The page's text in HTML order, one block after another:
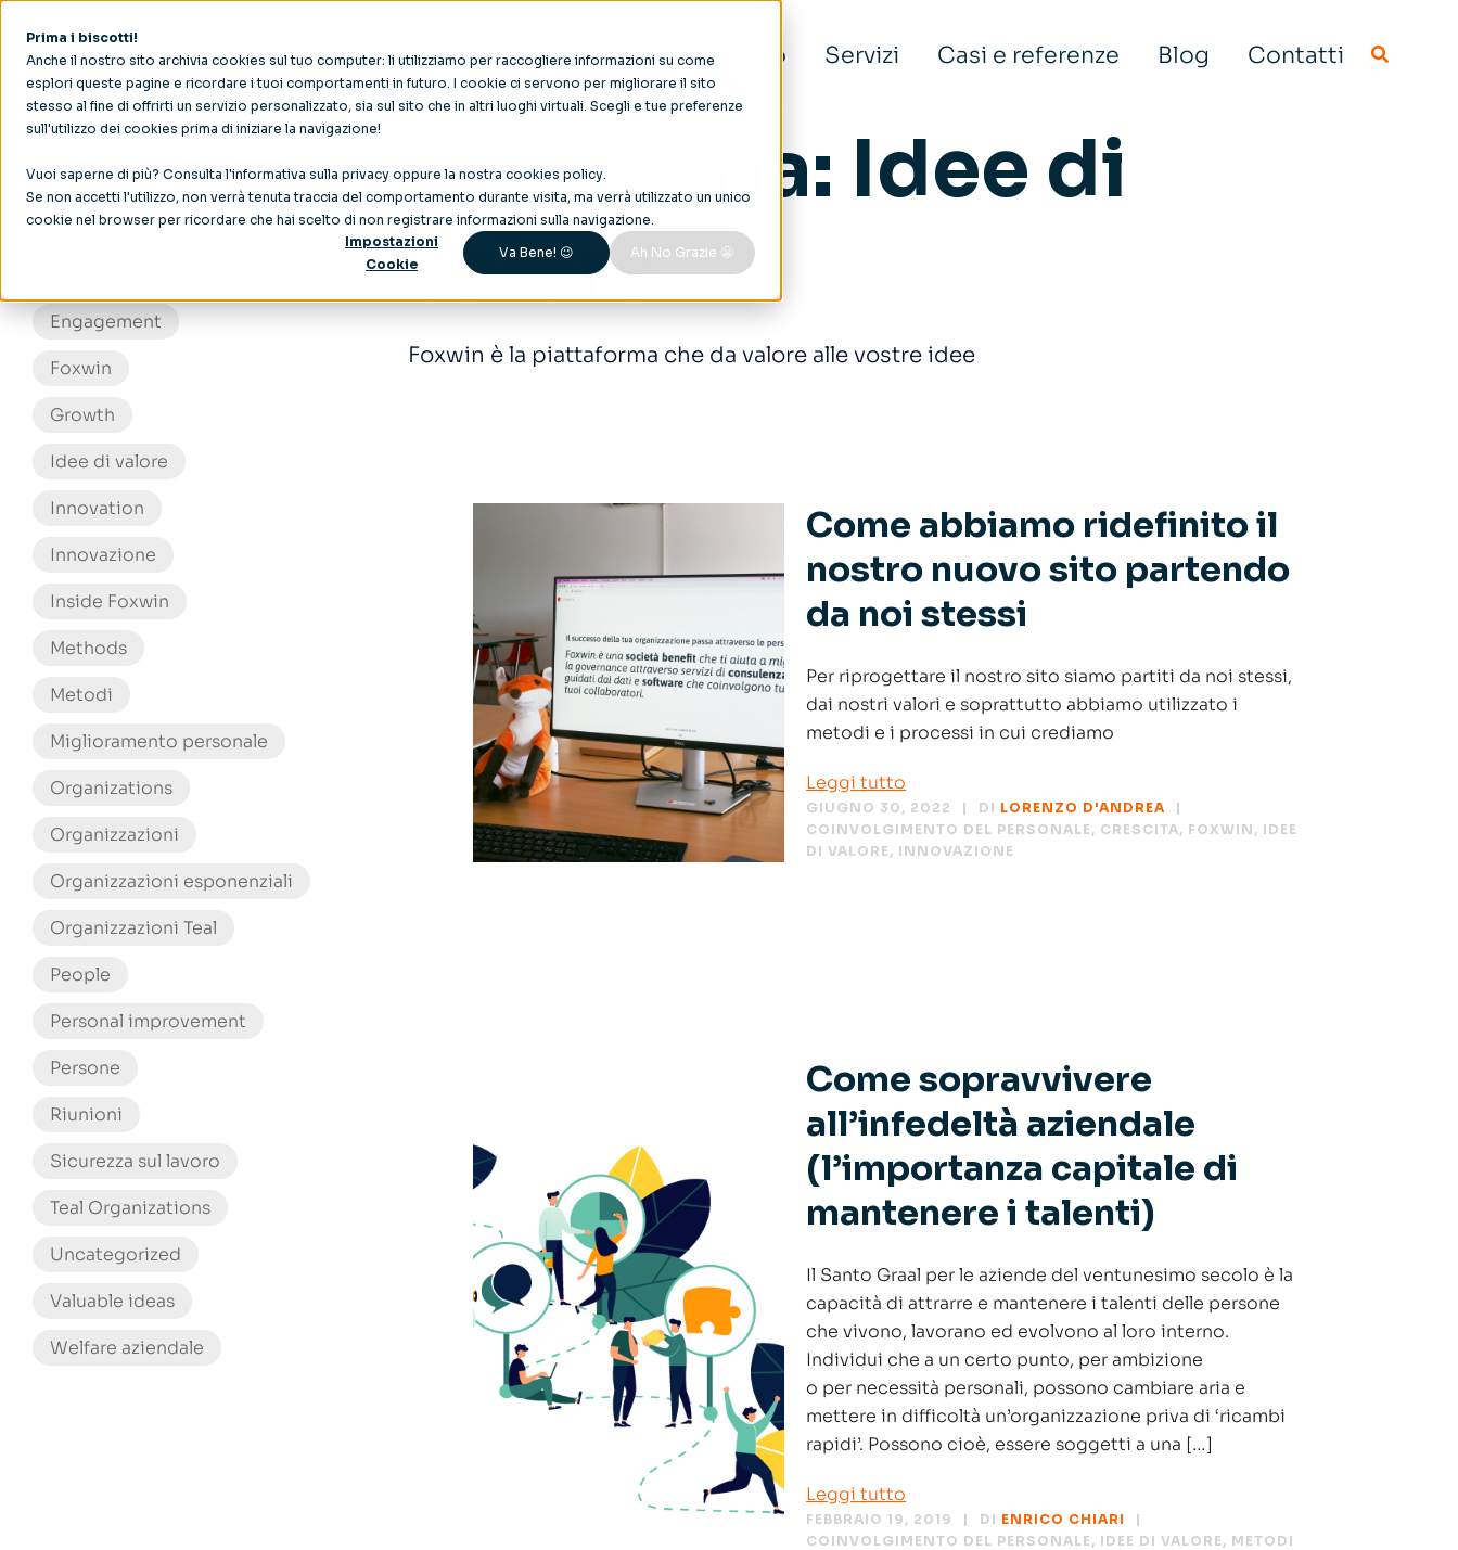
Prima i biscotti!
Anche il nostro sito archivia cookies sul tuo computer: li utilizziamo per raccogliere informazioni su come
esplori queste pagine e ricordare i tuoi comportamenti in futuro. I cookie ci servono per migliorare il sito
stesso al fine di offrirti un servizio personalizzato, sia sul sito che in altri luoghi virtuali. Scegli e tue preferenze
sull'utilizzo dei cookies prima di iniziare la navigazione!
Vuoi saperne di più? Consulta l'informativa sulla privacy oppure la nostra cookies policy.
Se non accetti l'utilizzo, non verrà tenuta traccia del comportamento durante visita, ma verrà utilizzato un unico
cookie nel browser per ricordare che hai scelto di non registrare informazioni sulla navigazione.
Impostazioni
Cookie
Va Bene! 😉 Ah No Grazie 😬
Noi Aree di intervento Servizi Casi e referenze Blog Contatti
Categoria: Idee di
valore
Foxwin è la piattaforma che da valore alle vostre idee
Come abbiamo ridefinito il
nostro nuovo sito partendo
da noi stessi
Per riprogettare il nostro sito siamo partiti da noi stessi,
dai nostri valori e soprattutto abbiamo utilizzato i
metodi e i processi in cui crediamo
Leggi tutto
GIUGNO 30, 2022 DI LORENZO D'ANDREA
COINVOLGIMENTO DEL PERSONALE , CRESCITA, FOXWIN , IDEE
DI VALORE , INNOVAZIONE
Come sopravvivere
all’infedeltà aziendale
(l’importanza capitale di
mantenere i talenti)
Il Santo Graal per le aziende del ventunesimo secolo è la
capacità di attrarre e mantenere i talenti delle persone
che vivono, lavorano ed evolvono al loro interno.
Individui che a un certo punto, per ambizione
o per necessità personali, possono cambiare aria e
mettere in difficoltà un’organizzazione priva di ‘ricambi
rapidi’. Possono cioè, essere soggetti a una […]
Leggi tutto
FEBBRAIO 19, 2019 DI ENRICO CHIARI
COINVOLGIMENTO DEL PERSONALE , IDEE DI VALORE , METODI
Coinvolgimento del personale
Crescita
Engagement
Foxwin
Growth
Idee di valore
Innovation
Innovazione
Inside Foxwin
Methods
Metodi
Miglioramento personale
Organizations
Organizzazioni
Organizzazioni esponenziali
Organizzazioni Teal
People
Personal improvement
Persone
Riunioni
Sicurezza sul lavoro
Teal Organizations
Uncategorized
Valuable ideas
Welfare aziendale